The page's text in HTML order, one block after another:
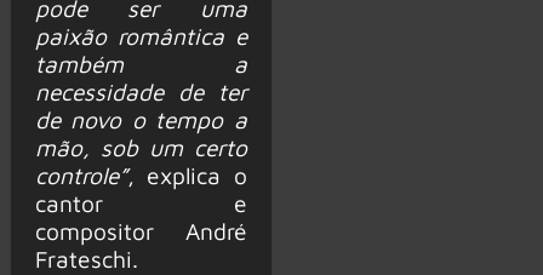
pode ser uma
paixão romântica e
também a
necessidade de ter
de novo o tempo a
mão, sob um certo
controle”, explica o
cantor e
compositor André
Frateschi.